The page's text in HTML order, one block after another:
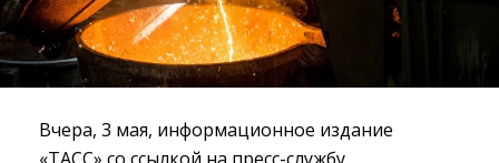
Вчера, 3 мая, информационное издание